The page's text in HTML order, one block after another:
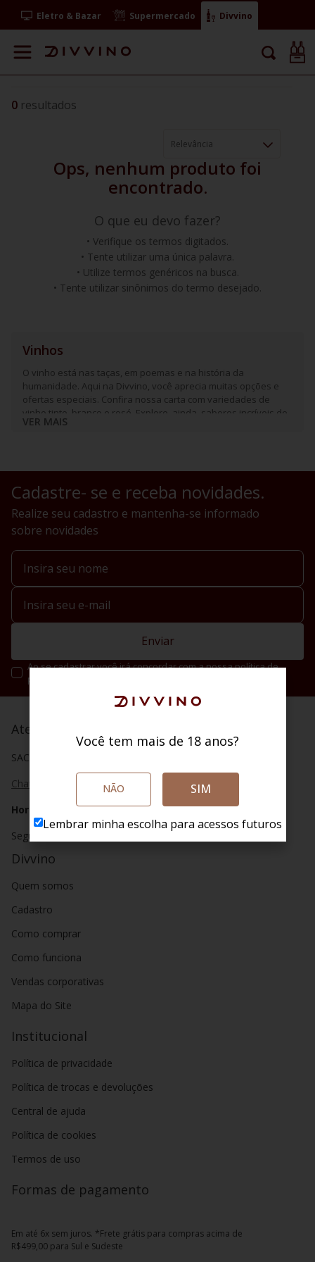
Eletro & Bazar Supermercado Divvino
0
Relevância
O que eu devo fazer?
Verifique os termos digitados.
Tente utilizar uma única palavra.
Utilize termos genéricos na busca.
Tente utilizar sinônimos do termo desejado.
Vinhos
O vinho está nas taças, em poemas e na história da
humanidade. Aqui na Divvino, você aprecia muitas opções e
ofertas especiais. Confira nossa carta com variedades de
vinho tinto, branco e rosé. Explore, ainda, sabores incríveis de
espumantes e frisantes.
VER MAIS
Cadastre- se e receba novidades.
Realize seu cadastro e mantenha-se informado
sobre novidades
Enviar
Ao se cadastrar você irá concordar com a nossa política de
privacidade.
Atendimento
SAC (48) 4020 2004
Chat
Horário de atendimento
Segunda a sábado das 8h as 20h.
Divvino
Quem somos
Cadastro
Como comprar
Como funciona
Vendas corporativas
Mapa do Site
Institucional
Política de privacidade
Política de trocas e devoluções
Central de ajuda
Política de cookies
Termos de uso
Formas de pagamento
Em até 6x sem juros. *Frete grátis para compras acima de
R$499,00 para Sul e Sudeste
Você tem mais de 18 anos?
NÃO SIM
Lembrar minha escolha para acessos futuros